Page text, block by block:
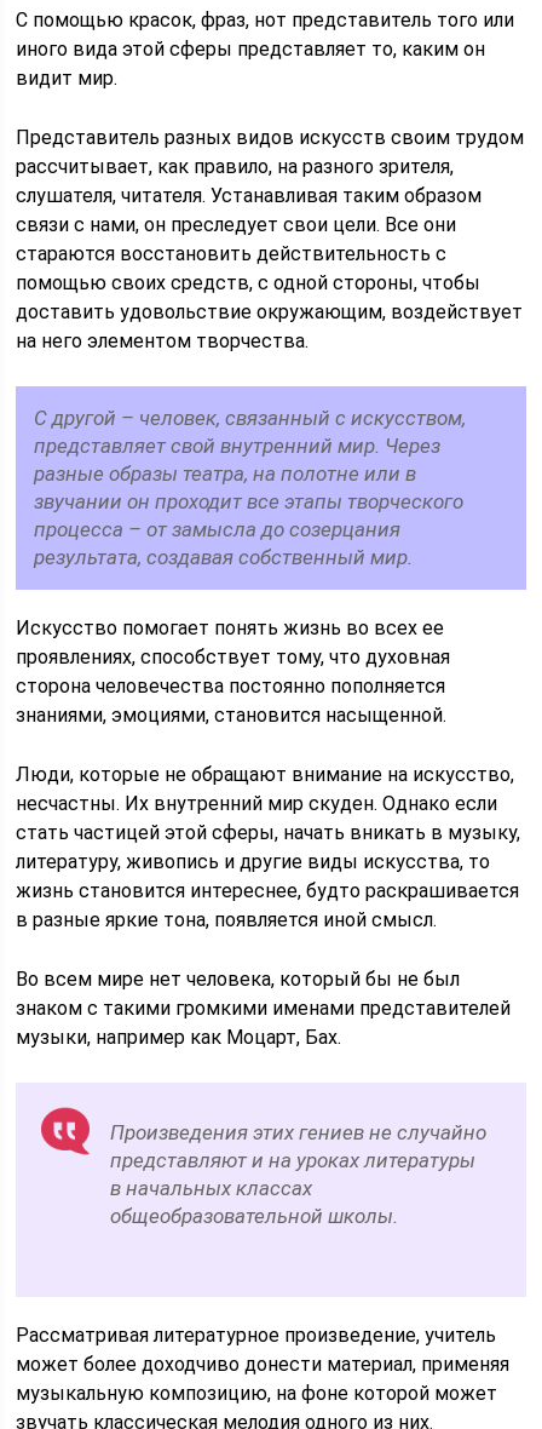
С помощью красок, фраз, нот представитель того или
иного вида этой сферы представляет то, каким он
видит мир.
Представитель разных видов искусств своим трудом
рассчитывает, как правило, на разного зрителя,
слушателя, читателя. Устанавливая таким образом
связи с нами, он преследует свои цели. Все они
стараются восстановить действительность с
помощью своих средств, с одной стороны, чтобы
доставить удовольствие окружающим, воздействует
на него элементом творчества.
С другой – человек, связанный с искусством,
представляет свой внутренний мир. Через
разные образы театра, на полотне или в
звучании он проходит все этапы творческого
процесса – от замысла до созерцания
результата, создавая собственный мир.
Искусство помогает понять жизнь во всех ее
проявлениях, способствует тому, что духовная
сторона человечества постоянно пополняется
знаниями, эмоциями, становится насыщенной.
Люди, которые не обращают внимание на искусство,
несчастны. Их внутренний мир скуден. Однако если
стать частицей этой сферы, начать вникать в музыку,
литературу, живопись и другие виды искусства, то
жизнь становится интереснее, будто раскрашивается
в разные яркие тона, появляется иной смысл.
Во всем мире нет человека, который бы не был
знаком с такими громкими именами представителей
музыки, например как Моцарт, Бах.
Произведения этих гениев не случайно
представляют и на уроках литературы
в начальных классах
общеобразовательной школы.
Рассматривая литературное произведение, учитель
может более доходчиво донести материал, применяя
музыкальную композицию, на фоне которой может
звучать классическая мелодия одного из них.